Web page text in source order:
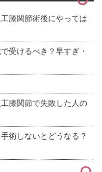
膝関節術後にやっては
受けるべき？早すぎ・
膝関節で失敗した人の
術しないとどうなる？